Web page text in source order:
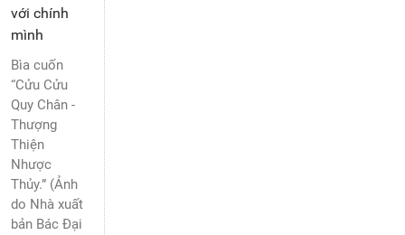
Bìa cuốn
“Cửu Cửu
Quy Chân -
Thượng
Thiện
Nhược
Thủy.” (Ảnh
do Nhà xuất
bản Bác Đại